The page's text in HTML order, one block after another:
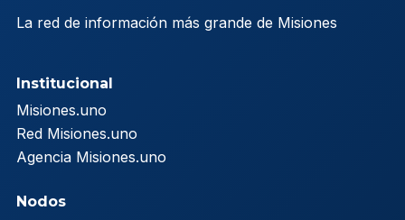
La red de información más grande de Misiones
Institucional
Misiones.uno
Red Misiones.uno
Agencia Misiones.uno
Nodos